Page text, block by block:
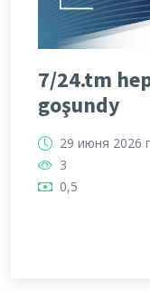
7/24.tm
goşundy
29 июня 2026
3
0,5